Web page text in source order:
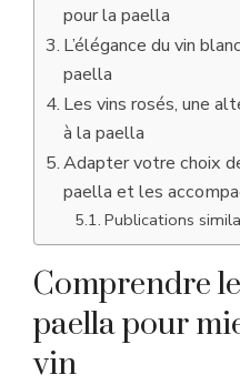
pour la paella
L’élégance du vin
paella
Les vins rosés, une
à la paella
Adapter votre choix
paella et les
Publications
Comprendre
paella pour
vin